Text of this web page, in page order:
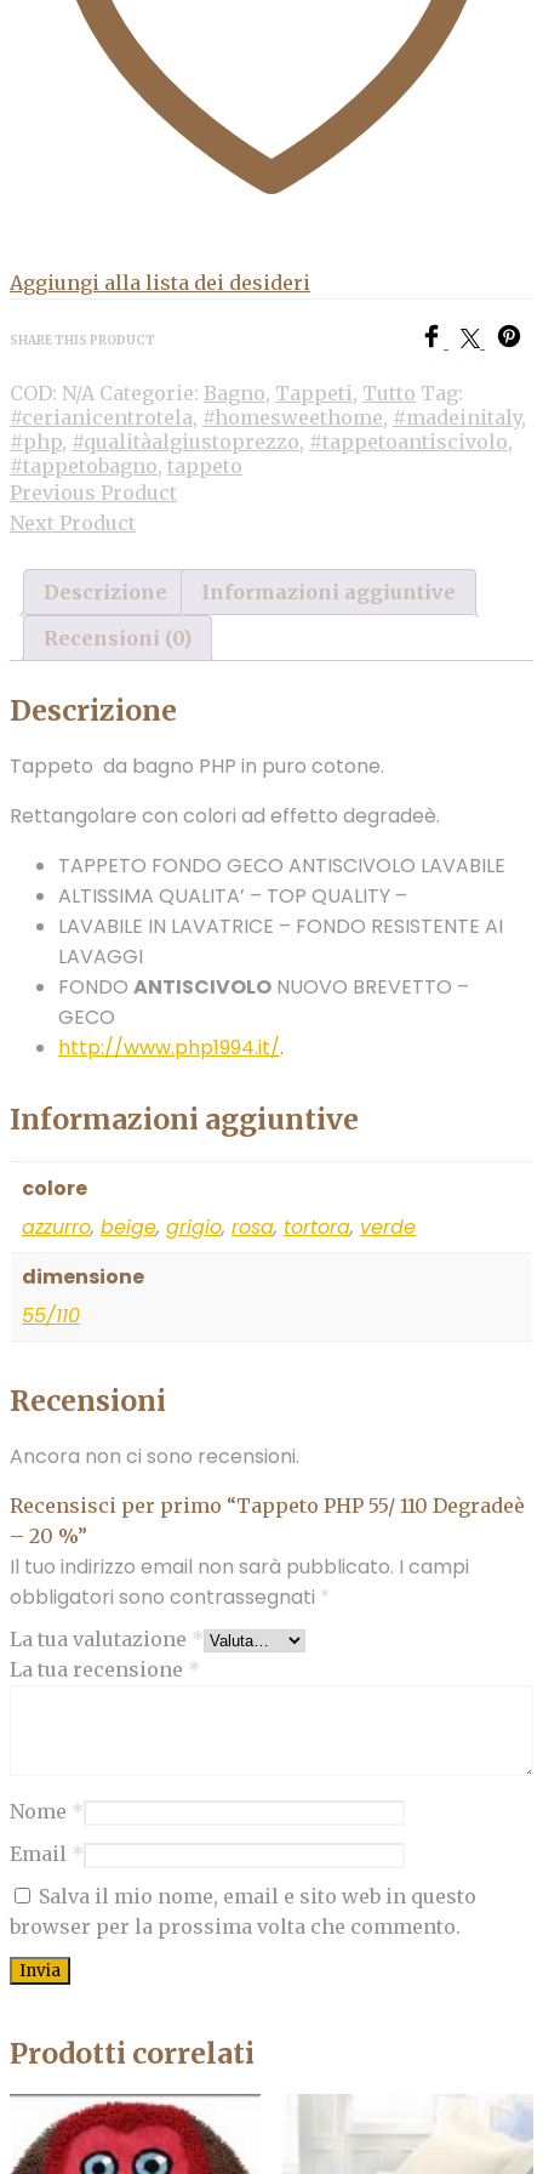
Aggiungi alla lista dei desideri
SHARE THIS PRODUCT
COD: N/A Categorie: Bagno, Tappeti, Tutto Tag:
#cerianicentrotela, #homesweethome, #madeinitaly,
#php, #qualitàalgiustoprezzo, #tappetoantiscivolo,
#tappetobagno, tappeto
Previous Product
Next Product
Descrizione
Informazioni aggiuntive
Recensioni (0)
Descrizione
Tappeto da bagno PHP in puro cotone.
Rettangolare con colori ad effetto degradeè.
TAPPETO FONDO GECO ANTISCIVOLO LAVABILE
ALTISSIMA QUALITA’ – TOP QUALITY –
LAVABILE IN LAVATRICE – FONDO RESISTENTE AI
LAVAGGI
FONDO ANTISCIVOLO NUOVO BREVETTO –
GECO
http://www.php1994.it/.
Informazioni aggiuntive
colore
azzurro, beige, grigio, rosa, tortora, verde
dimensione
55/110
Recensioni
Ancora non ci sono recensioni.
Recensisci per primo “Tappeto PHP 55/ 110 Degradeè
– 20 %”
Il tuo indirizzo email non sarà pubblicato. I campi
obbligatori sono contrassegnati *
La tua valutazione *
La tua recensione *
Nome *
Email *
Salva il mio nome, email e sito web in questo
browser per la prossima volta che commento.
Prodotti correlati